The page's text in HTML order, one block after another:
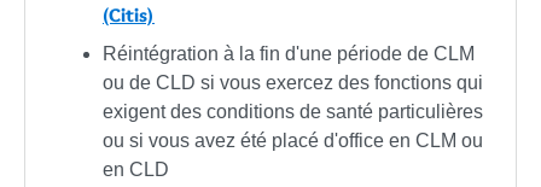
(Citis)
Réintégration à la fin d'une période de CLM
ou de CLD si vous exercez des fonctions qui
exigent des conditions de santé particulières
ou si vous avez été placé d'office en CLM ou
en CLD